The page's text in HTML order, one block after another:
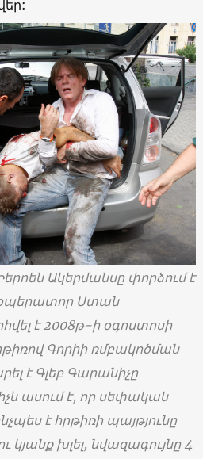
Ակերմանսը փորձում է
օպերատոր Ստան
է 2008թ-ի օգոստոսի
Գորիի ռմբակոծման
է Գլեբ Գարանիչը
ասում է, որ սեփական
է հրթիռի պայթյունը
կյանք խլել, նվազագույնը 4